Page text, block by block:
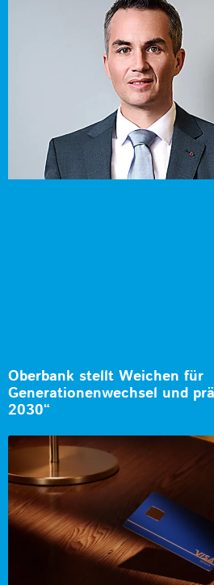
Oberbank stellt Weichen für
Generationenwechsel und
2030“